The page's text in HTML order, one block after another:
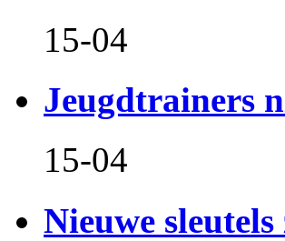
15-04
Jeugdtrainers
15-04
Nieuwe